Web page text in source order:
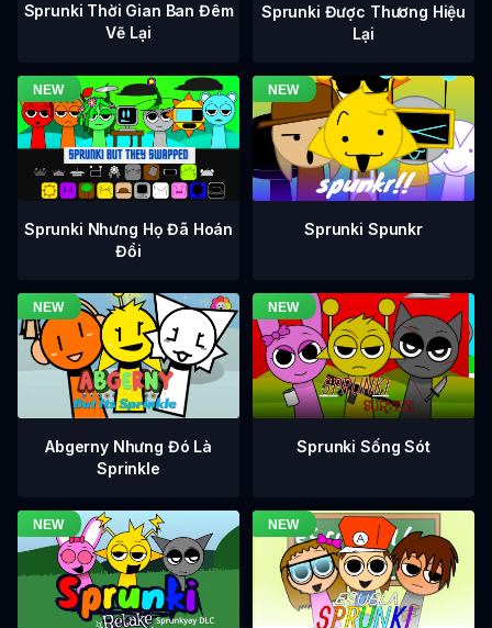
Sprunki Thời Gian Ban Đêm
Vẽ Lại
Sprunki Được Thương Hiệu
Lại
Sprunki Nhưng Họ Đã Hoán
Đổi
Sprunki Spunkr
Abgerny Nhưng Đó Là
Sprinkle
Sprunki Sống Sót